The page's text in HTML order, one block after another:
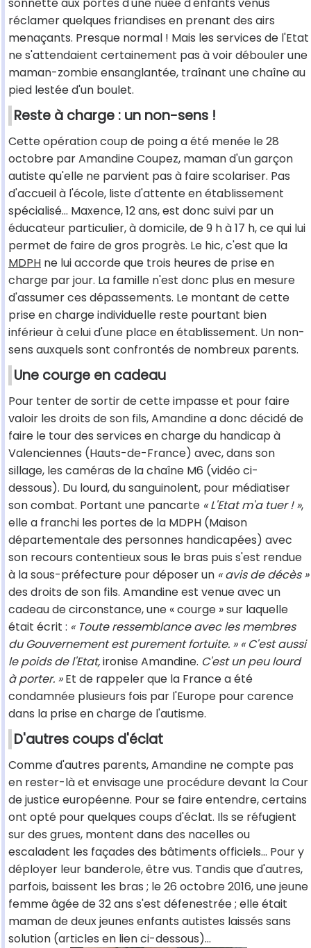
réclamer quelques friandises en prenant des airs
menaçants. Presque normal ! Mais les services de l'Etat
ne s'attendaient certainement pas à voir débouler une
maman-zombie ensanglantée, traînant une chaîne au
pied lestée d'un boulet.
Reste à charge : un non-sens !
Cette opération coup de poing a été menée le 28
octobre par Amandine Coupez, maman d'un garçon
autiste qu'elle ne parvient pas à faire scolariser. Pas
d'accueil à l'école, liste d'attente en établissement
spécialisé… Maxence, 12 ans, est donc suivi par un
éducateur particulier, à domicile, de 9 h à 17 h, ce qui lui
permet de faire de gros progrès. Le hic, c'est que la
MDPH ne lui accorde que trois heures de prise en
charge par jour. La famille n'est donc plus en mesure
d'assumer ces dépassements. Le montant de cette
prise en charge individuelle reste pourtant bien
inférieur à celui d'une place en établissement. Un non-
sens auxquels sont confrontés de nombreux parents.
Une courge en cadeau
Pour tenter de sortir de cette impasse et pour faire
valoir les droits de son fils, Amandine a donc décidé de
faire le tour des services en charge du handicap à
Valenciennes (Hauts-de-France) avec, dans son
sillage, les caméras de la chaîne M6 (vidéo ci-
dessous). Du lourd, du sanguinolent, pour médiatiser
son combat. Portant une pancarte « L'Etat m'a tuer ! »,
elle a franchi les portes de la MDPH (Maison
départementale des personnes handicapées) avec
son recours contentieux sous le bras puis s'est rendue
à la sous-préfecture pour déposer un « avis de décès »
des droits de son fils. Amandine est venue avec un
cadeau de circonstance, une « courge » sur laquelle
était écrit : « Toute ressemblance avec les membres
du Gouvernement est purement fortuite. » « C'est aussi
le poids de l'Etat,ironise Amandine. C'est un peu lourd
à porter. »Et de rappeler que la France a été
condamnée plusieurs fois par l'Europe pour carence
dans la prise en charge de l'autisme.
D'autres coups d'éclat
Comme d'autres parents, Amandine ne compte pas
en rester-là et envisage une procédure devant la Cour
de justice européenne. Pour se faire entendre, certains
ont opté pour quelques coups d'éclat. Ils se réfugient
sur des grues, montent dans des nacelles ou
escaladent les façades des bâtiments officiels… Pour y
déployer leur banderole, être vus. Tandis que d'autres,
parfois, baissent les bras ; le 26 octobre 2016, une jeune
femme âgée de 32 ans s'est défenestrée ; elle était
maman de deux jeunes enfants autistes laissés sans
solution (articles en lien ci-dessous)…